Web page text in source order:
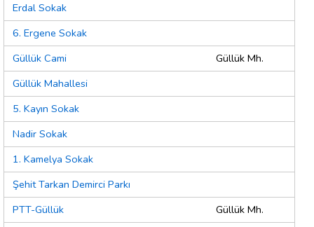
Erdal Sokak
6. Ergene Sokak
Güllük Cami
Güllük Mh.
Güllük Mahallesi
5. Kayın Sokak
Nadir Sokak
1. Kamelya Sokak
Şehit Tarkan Demirci Parkı
PTT-Güllük
Güllük Mh.